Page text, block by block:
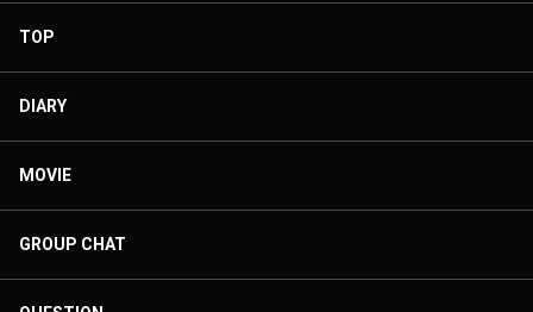
TOP
DIARY
MOVIE
GROUP CHAT